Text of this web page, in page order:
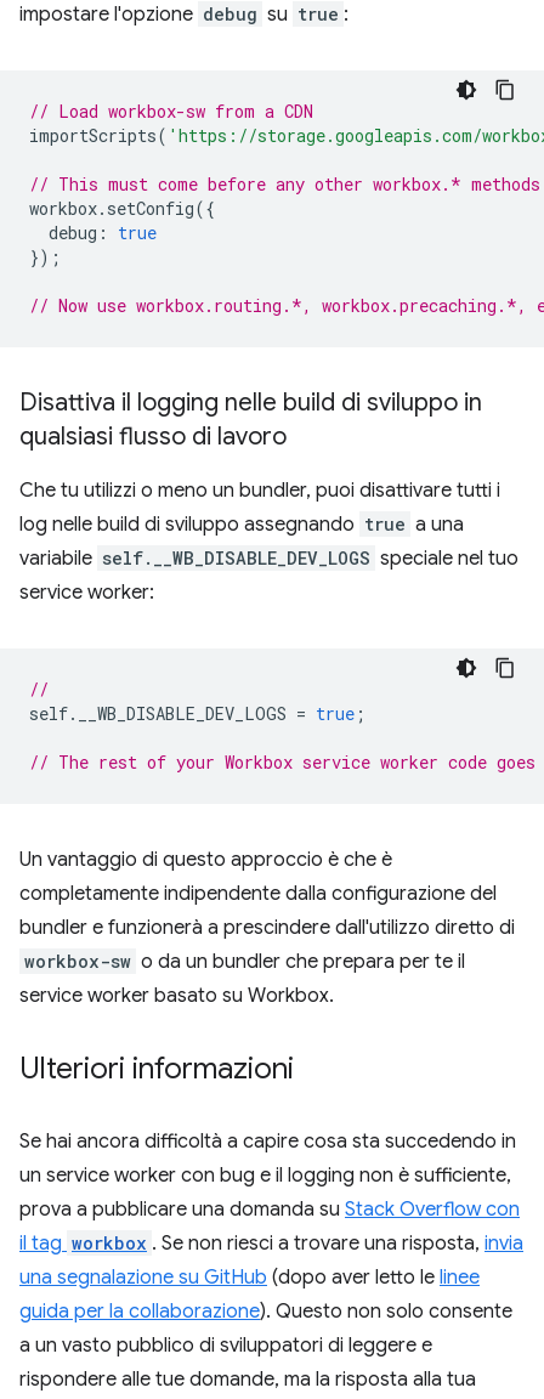
impostare l'opzione debug su true :
// Load workbox-sw from a CDN
importScripts( 'https://storage.googleapis.com/
// This must come before any other workbox.*
workbox. setConfig({
debug :
true
});
// Now use workbox.routing.*, workbox.precaching.*,
Disattiva il logging nelle build di sviluppo in
qualsiasi flusso di lavoro
Che tu utilizzi o meno un bundler, puoi disattivare tutti i
log nelle build di sviluppo assegnando true a una
variabile self.__WB_DISABLE_DEV_LOGS speciale nel tuo
service worker:
//
self. __WB_DISABLE_DEV_LOGS = true ;
// The rest of your Workbox service worker code goes
Un vantaggio di questo approccio è che è
completamente indipendente dalla configurazione del
bundler e funzionerà a prescindere dall'utilizzo diretto di
workbox-sw o da un bundler che prepara per te il
service worker basato su Workbox.
Ulteriori informazioni
Se hai ancora difficoltà a capire cosa sta succedendo in
un service worker con bug e il logging non è sufficiente,
prova a pubblicare una domanda su Stack Overflow con
il tag workbox . Se non riesci a trovare una risposta, invia
una segnalazione su GitHub (dopo aver letto le linee
guida per la collaborazione). Questo non solo consente
a un vasto pubblico di sviluppatori di leggere e
rispondere alle tue domande, ma la risposta alla tua